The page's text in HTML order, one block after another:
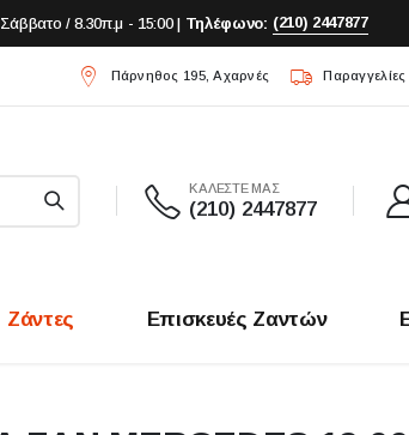
/ 8.30π.μ - 15:00 | Τηλέφωνο: (210) 2447877
Πάρνηθος 195, Αχαρνές Παραγγελίες
ΚΑΛΕΣΤΕ ΜΑΣ
(210) 2447877
Ζάντες Επισκευές Ζαντών